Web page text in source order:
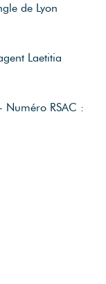
de Lyon
Laetitia
Numéro RSAC :